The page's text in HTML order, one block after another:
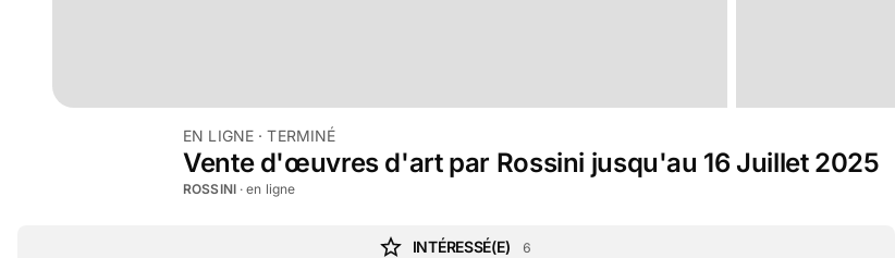
EN LIGNE · TERMINÉ
Vente d'œuvres d'art par Rossini jusqu'au 16 Juillet 2025
ROSSINI· en ligne
INTÉRESSÉ(E) 6